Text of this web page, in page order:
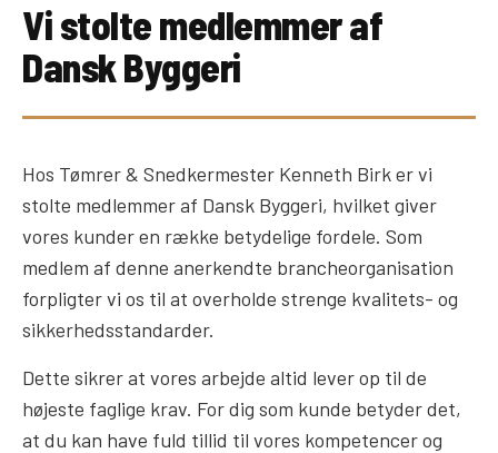
Vi stolte medlemmer af
Dansk Byggeri
Hos Tømrer & Snedkermester Kenneth Birk er vi
stolte medlemmer af Dansk Byggeri, hvilket giver
vores kunder en række betydelige fordele. Som
medlem af denne anerkendte brancheorganisation
forpligter vi os til at overholde strenge kvalitets- og
sikkerhedsstandarder.
Dette sikrer at vores arbejde altid lever op til de
højeste faglige krav. For dig som kunde betyder det,
at du kan have fuld tillid til vores kompetencer og